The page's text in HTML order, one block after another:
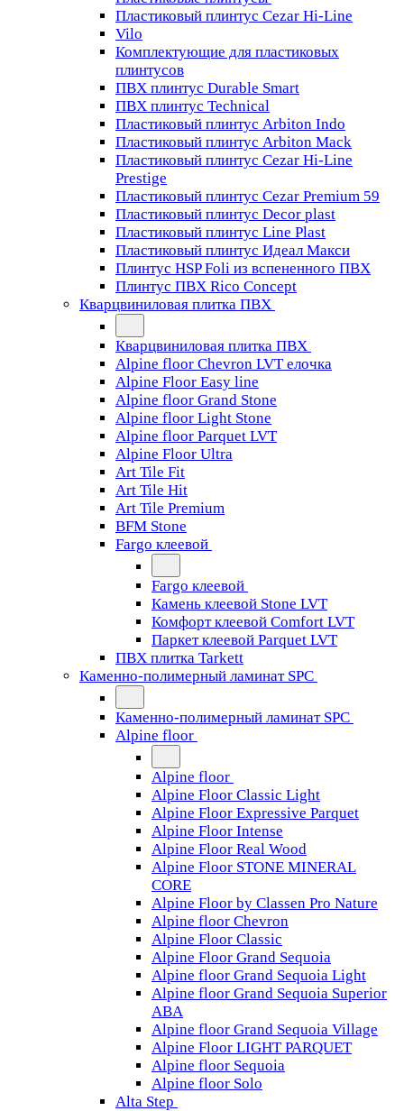
Пластиковый плинтус Cezar Hi-Line
Vilo
Комплектующие для пластиковых
плинтусов
ПВХ плинтус Durable Smart
ПВХ плинтус Technical
Пластиковый плинтус Arbiton Indo
Пластиковый плинтус Arbiton Mack
Пластиковый плинтус Cezar Hi-Line
Prestige
Пластиковый плинтус Cezar Premium 59
Пластиковый плинтус Decor plast
Пластиковый плинтус Line Plast
Пластиковый плинтус Идеал Макси
Плинтус HSP Foli из вспененного ПВХ
Плинтус ПВХ Rico Concept
Кварцвиниловая плитка ПВХ
Кварцвиниловая плитка ПВХ
Alpine floor Chevron LVT елочка
Alpine Floor Easy line
Alpine floor Grand Stone
Alpine floor Light Stone
Alpine floor Parquet LVT
Alpine Floor Ultra
Art Tile Fit
Art Tile Hit
Art Tile Premium
BFM Stone
Fargo клеевой
Fargo клеевой
Камень клеевой Stone LVT
Комфорт клеевой Comfort LVT
Паркет клеевой Parquet LVT
ПВХ плитка Tarkett
Каменно-полимерный ламинат SPC
Каменно-полимерный ламинат SPC
Alpine floor
Alpine floor
Alpine Floor Classic Light
Alpine Floor Expressive Parquet
Alpine Floor Intense
Alpine Floor Real Wood
Alpine Floor STONE MINERAL
CORE
Alpine Floor by Classen Pro Nature
Alpine floor Chevron
Alpine Floor Classic
Alpine Floor Grand Sequoia
Alpine floor Grand Sequoia Light
Alpine floor Grand Sequoia Superior
ABA
Alpine floor Grand Sequoia Village
Alpine Floor LIGHT PARQUET
Alpine floor Sequoia
Alpine floor Solo
Alta Step